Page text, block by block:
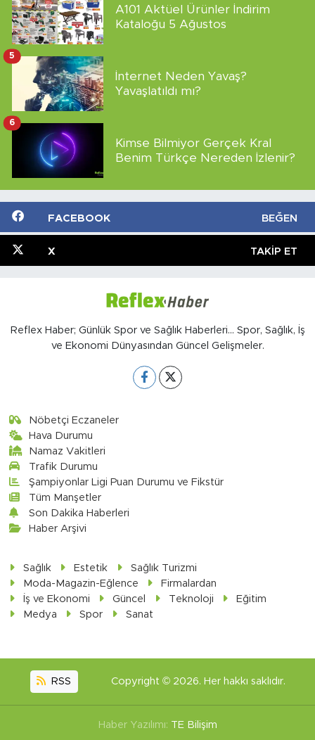
A101 Aktüel Ürünler İndirim
Kataloğu 5 Ağustos
İnternet Neden Yavaş?
Yavaşlatıldı mı?
5
Kimse Bilmiyor Gerçek Kral
Benim Türkçe Nereden İzlenir?
6
FACEBOOK BEĞEN
X TAKIP ET
Reflex Haber; Günlük Spor ve Sağlık Haberleri... Spor, Sağlık, İş
ve Ekonomi Dünyasından Güncel Gelişmeler.
Nöbetçi Eczaneler
Hava Durumu
Namaz Vakitleri
Trafik Durumu
Şampiyonlar Ligi Puan Durumu ve Fikstür
Tüm Manşetler
Son Dakika Haberleri
Haber Arşivi
Sağlık Estetik
Sağlık Turizmi
Moda-Magazin-Eğlence
Firmalardan
İş ve Ekonomi
Güncel Teknoloji
Eğitim
Medya
Spor Sanat
RSS Copyright © 2026. Her hakkı saklıdır.
Haber Yazılımı: TE Bilişim